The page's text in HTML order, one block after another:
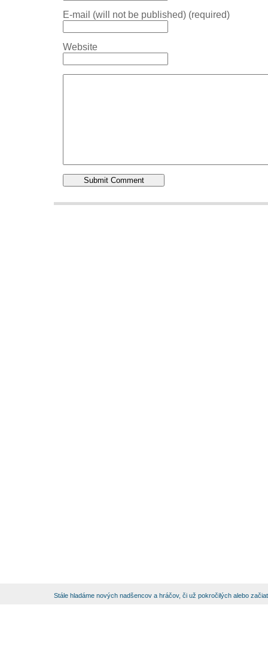
E-mail (will not be published) (required)
Website
Stále hladáme nových nadšencov a hráčov, či už pokročilých alebo